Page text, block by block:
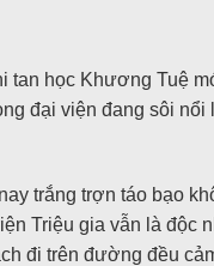
tan học Khương Tuệ
đại viện đang sôi nổi
trắng trợn táo bạo
Triệu gia vẫn là độc
đi trên đường đều